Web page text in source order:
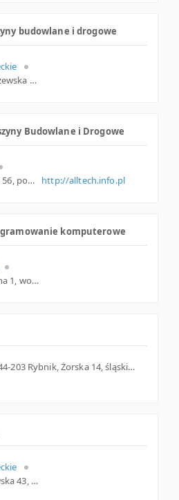
budowlane i drogowe
01-459 Warszawa, Górczewska 179a, woj. Mazowieckie, pow. Warszawa, gm. Warszawa
Budowlane i Drogowe
81-850 Sopot, ul. 3 Maja 56, pomorskie
http://alltech.info.pl
komputerowe
84-110 Kartoszyno, Leśna 1, woj. Pomorskie, pow. Pucki, gm. Krokowa
44-203 Rybnik, Żorska 14, śląskie
Warszawa, ul. Mokotowska 43, mazowieckie